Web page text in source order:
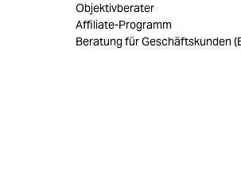
Objektivberater
Affiliate-Programm
Beratung für Geschäftskunden